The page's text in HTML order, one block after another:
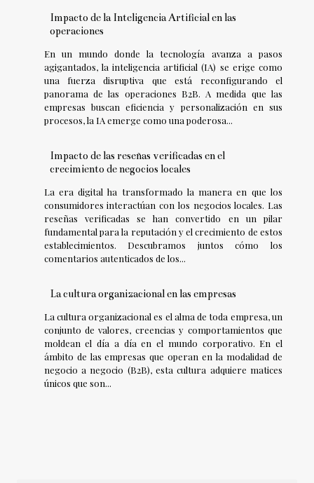
Impacto de la Inteligencia Artificial en las
operaciones
En un mundo donde la tecnología avanza a pasos
agigantados, la inteligencia artificial (IA) se erige como
una fuerza disruptiva que está reconfigurando el
panorama de las operaciones B2B. A medida que las
empresas buscan eficiencia y personalización en sus
procesos, la IA emerge como una poderosa...
Impacto de las reseñas verificadas en el
crecimiento de negocios locales
La era digital ha transformado la manera en que los
consumidores interactúan con los negocios locales. Las
reseñas verificadas se han convertido en un pilar
fundamental para la reputación y el crecimiento de estos
establecimientos. Descubramos juntos cómo los
comentarios autenticados de los...
La cultura organizacional en las empresas
La cultura organizacional es el alma de toda empresa, un
conjunto de valores, creencias y comportamientos que
moldean el día a día en el mundo corporativo. En el
ámbito de las empresas que operan en la modalidad de
negocio a negocio (B2B), esta cultura adquiere matices
únicos que son...